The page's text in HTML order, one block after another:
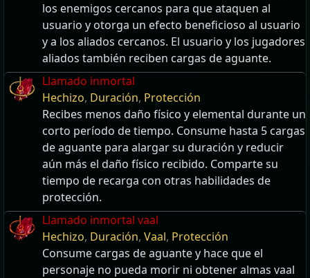
los enemigos cercanos para que ataquen al
usuario y otorga un efecto beneficioso al usuario
y a los aliados cercanos. El usuario y los jugadores
aliados también reciben cargas de aguante.
Llamado inmortal
Hechizo, Duración, Protección
Recibes menos daño físico y elemental durante un
corto período de tiempo. Consume hasta 5 cargas
de aguante para alargar su duración y reducir
aún más el daño físico recibido. Comparte su
tiempo de recarga con otras habilidades de
protección.
Llamado inmortal vaal
Hechizo, Duración, Vaal, Protección
Consume cargas de aguante y hace que el
personaje no pueda morir ni obtener almas vaal